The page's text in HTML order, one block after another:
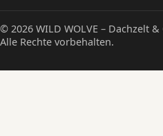
© 2026 WILD WOLVE – Dachzelt
Alle Rechte vorbehalten.